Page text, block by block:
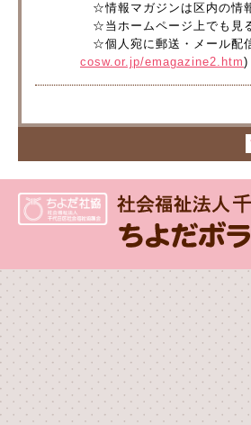
☆情報マガジンは区内の情
☆当ホームページ上でも見
☆個人宛に郵送・メール配
cosw.or.jp/emagazine2.htm)